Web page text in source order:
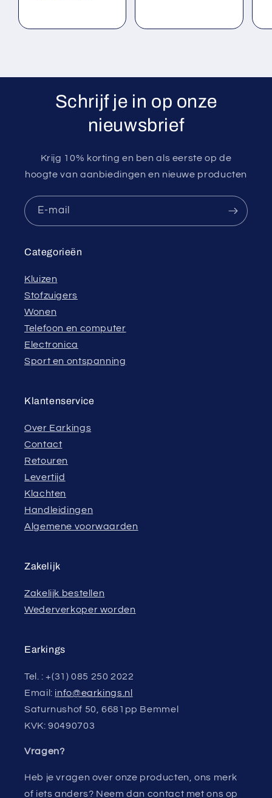
Schrijf je in op onze
nieuwsbrief
Krijg 10% korting en ben als eerste op de
hoogte van aanbiedingen en nieuwe producten
E‑mail
Categorieën
Kluizen
Stofzuigers
Wonen
Telefoon en computer
Electronica
Sport en ontspanning
Klantenservice
Over Earkings
Contact
Retouren
Levertijd
Klachten
Handleidingen
Algemene voorwaarden
Zakelijk
Zakelijk bestellen
Wederverkoper worden
Earkings
Tel. : +(31) 085 250 2022
Email: info@earkings.nl
Saturnushof 50, 6681pp Bemmel
KVK: 90490703
Vragen?
Heb je vragen over onze producten, ons merk
of iets anders? Neem dan contact met ons op